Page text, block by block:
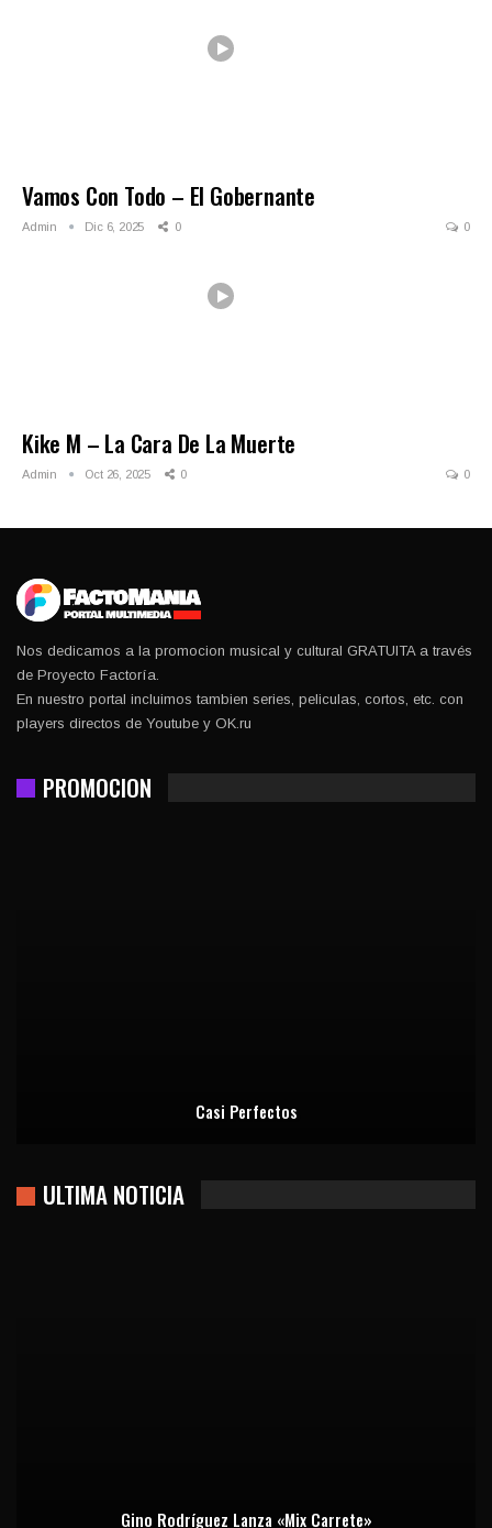
Vamos Con Todo – El Gobernante
Admin Dic 6, 2025 0 0
Kike M – La Cara De La Muerte
Admin Oct 26, 2025 0 0
Nos dedicamos a la promocion musical y cultural GRATUITA a través
de Proyecto Factoría.
En nuestro portal incluimos tambien series, peliculas, cortos, etc. con
players directos de Youtube y OK.ru
PROMOCION
Casi Perfectos
ULTIMA NOTICIA
Gino Rodríguez Lanza «Mix Carrete»